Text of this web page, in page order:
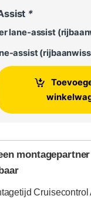
*
lane-assist
assist
- Heden aantal